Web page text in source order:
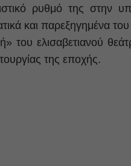
ρυθμό της στην
και παρεξηγημένα
του ελισαβετιανού
της εποχής.